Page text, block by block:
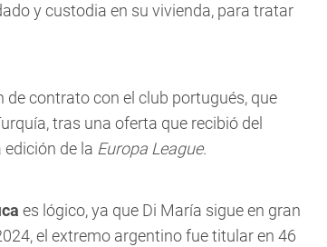
y custodia en su vivienda, para tratar
contrato con el club portugués, que
tras una oferta que recibió del
de la Europa League.
es lógico, ya que Di María sigue en gran
el extremo argentino fue titular en 46